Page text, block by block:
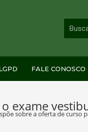
FALE CONOSCO
exame
sobre a oferta de